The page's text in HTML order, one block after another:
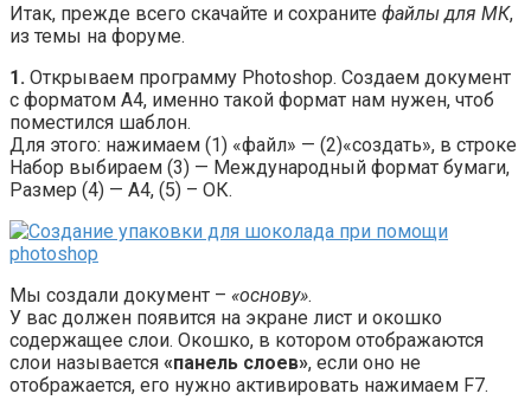
Итак, прежде всего скачайте и сохраните файлы для МК,
из темы на форуме.
1. Открываем программу Photoshop. Создаем документ
с форматом А4, именно такой формат нам нужен, чтоб
поместился шаблон.
Для этого: нажимаем (1) «файл» — (2)«создать», в строке
Набор выбираем (3) — Международный формат бумаги,
Размер (4) — А4, (5) – ОК.
Мы создали документ – «основу».
У вас должен появится на экране лист и окошко
содержащее слои. Окошко, в котором отображаются
слои называется «панель слоев», если оно не
отображается, его нужно активировать нажимаем F7.